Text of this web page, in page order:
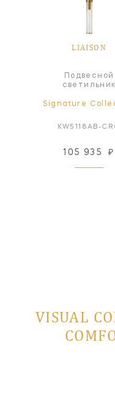
LIAISON
Подвесной
светильник
Signature
KW5118AB-
105 935 ₽
VISUAL